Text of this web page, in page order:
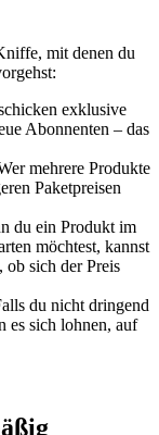
mit denen du
exklusive
Abonnenten – das
mehrere Produkte
Paketpreisen
du ein Produkt im
möchtest, kannst
ob sich der Preis
du nicht dringend
es sich lohnen, auf